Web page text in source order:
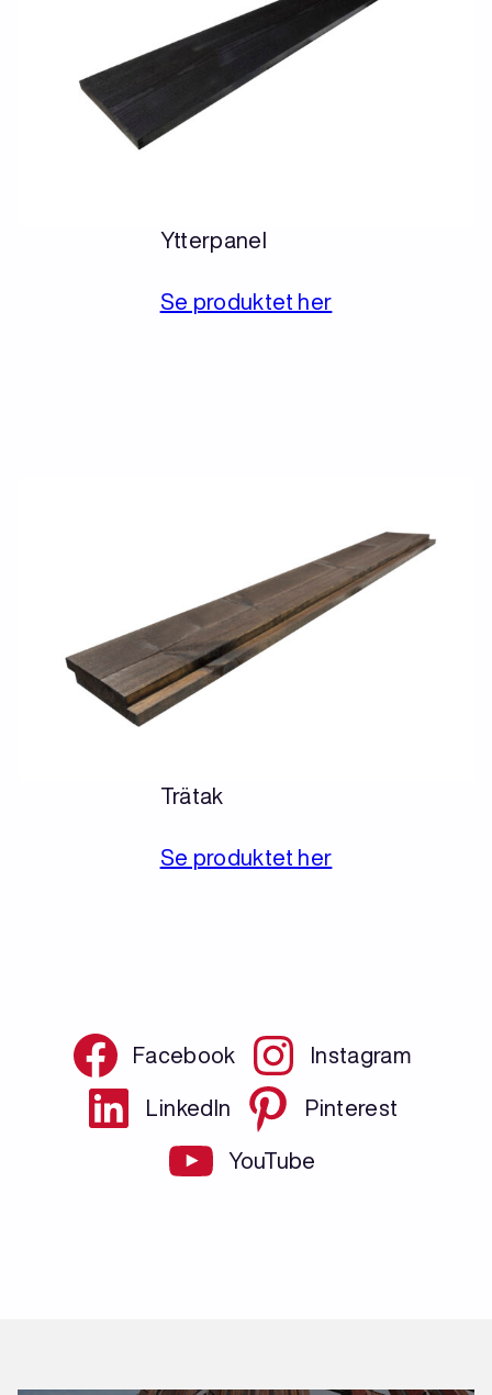
Ytterpanel
Se produktet her
Trätak
Se produktet her
Facebook Instagram
LinkedIn Pinterest
YouTube